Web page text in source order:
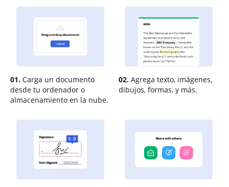
01. Carga un documento
desde tu ordenador o
almacenamiento en la nube.
02. Agrega texto, imágenes,
dibujos, formas, y más.